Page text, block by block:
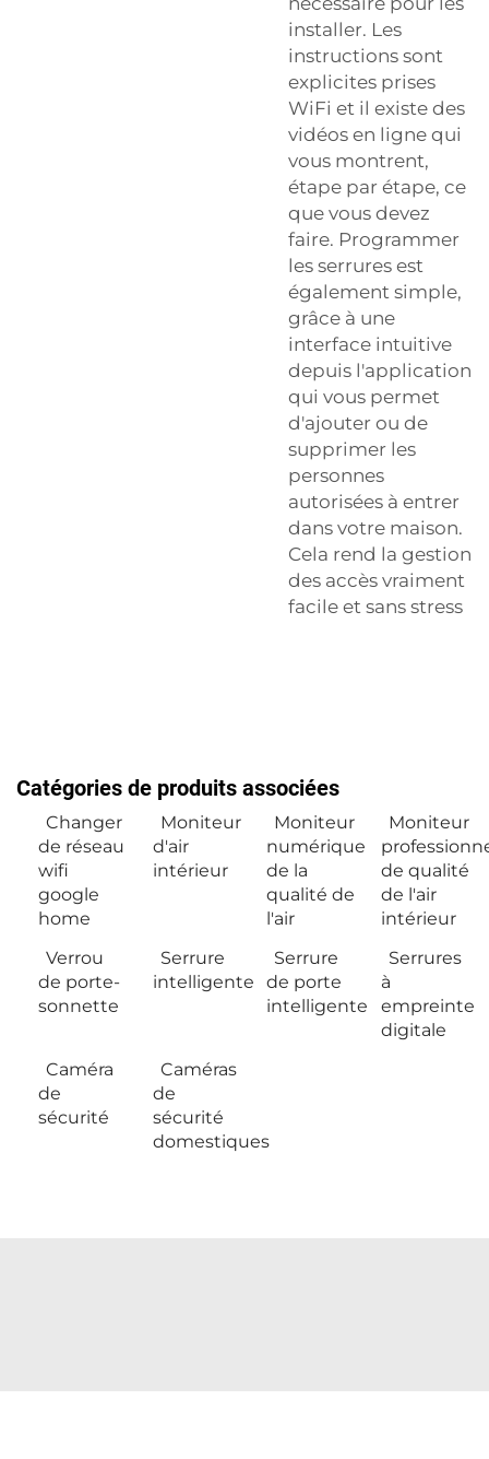
installer. Les
instructions sont
explicites prises
WiFi et il existe des
vidéos en ligne qui
vous montrent,
étape par étape, ce
que vous devez
faire. Programmer
les serrures est
également simple,
grâce à une
interface intuitive
depuis l'application
qui vous permet
d'ajouter ou de
supprimer les
personnes
autorisées à entrer
dans votre maison.
Cela rend la gestion
des accès vraiment
facile et sans stress
Catégories de produits associées
Changer
de réseau
wifi
google
home
Moniteur
d'air
intérieur
Moniteur
numérique
de la
qualité de
l'air
Moniteur
de qualité
de l'air
intérieur
Verrou
de porte-
sonnette
Serrure
intelligente
Serrure
de porte
intelligente
Serrures
à
empreinte
digitale
Caméra
de
sécurité
Caméras
de
sécurité
domestiques